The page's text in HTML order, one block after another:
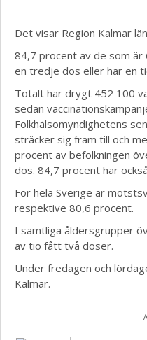
Det visar Region Kalmar
84,7 procent av de som
en tredje dos eller har en
Totalt har drygt 452 100
sedan
Folkhälsomyndighetens
sträcker sig fram till och
procent av befolkningen
dos. 84,7 procent har
För hela Sverige är
respektive 80,6 procent.
I samtliga åldersgrupper
av tio fått två doser.
Under fredagen och
Kalmar.